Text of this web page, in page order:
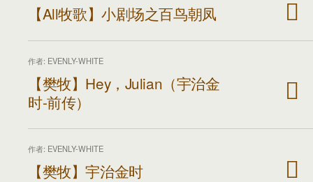
【All牧歌】小剧场之百鸟朝凤
作者: EVENLY-WHITE
【樊牧】Hey，Julian（宇治金
时-前传）
作者: EVENLY-WHITE
【樊牧】宇治金时